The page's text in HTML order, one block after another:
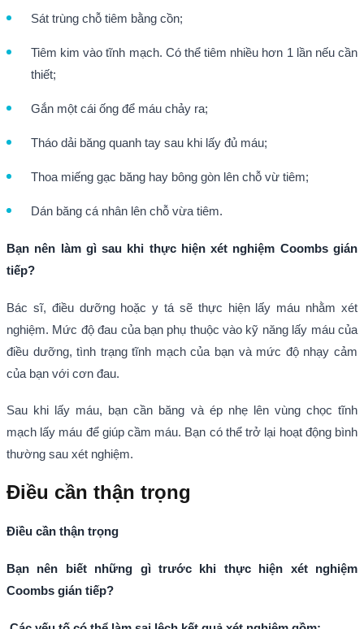
Sát trùng chỗ tiêm bằng cồn;
Tiêm kim vào tĩnh mạch. Có thể tiêm nhiều hơn 1 lần nếu cần
thiết;
Gắn một cái ống để máu chảy ra;
Tháo dải băng quanh tay sau khi lấy đủ máu;
Thoa miếng gạc băng hay bông gòn lên chỗ vừ tiêm;
Dán băng cá nhân lên chỗ vừa tiêm.
Bạn nên làm gì sau khi thực hiện xét nghiệm Coombs gián
tiếp?
Bác sĩ, điều dưỡng hoặc y tá sẽ thực hiện lấy máu nhằm xét
nghiệm. Mức độ đau của bạn phụ thuộc vào kỹ năng lấy máu của
điều dưỡng, tình trạng tĩnh mạch của bạn và mức độ nhạy cảm
của bạn với cơn đau.
Sau khi lấy máu, bạn cần băng và ép nhẹ lên vùng chọc tĩnh
mạch lấy máu để giúp cầm máu. Bạn có thể trở lại hoạt động bình
thường sau xét nghiệm.
Điều cần thận trọng
Điều cần thận trọng
Bạn nên biết những gì trước khi thực hiện xét nghiệm
Coombs gián tiếp?